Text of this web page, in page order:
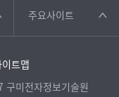
주요사이트
트맵
미전자정보기술원